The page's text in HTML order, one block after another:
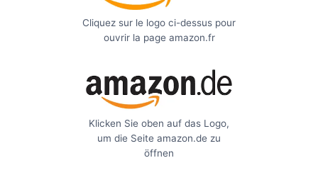
Cliquez sur le logo ci-dessus pour
ouvrir la page amazon.fr
Klicken Sie oben auf das Logo,
um die Seite amazon.de zu
öffnen